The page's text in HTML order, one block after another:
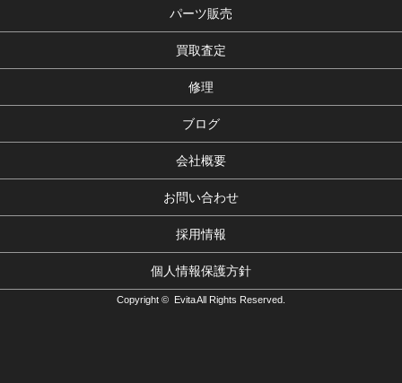
パーツ販売
買取査定
修理
ブログ
会社概要
お問い合わせ
採用情報
個人情報保護方針
Copyright © Evita All Rights Reserved.